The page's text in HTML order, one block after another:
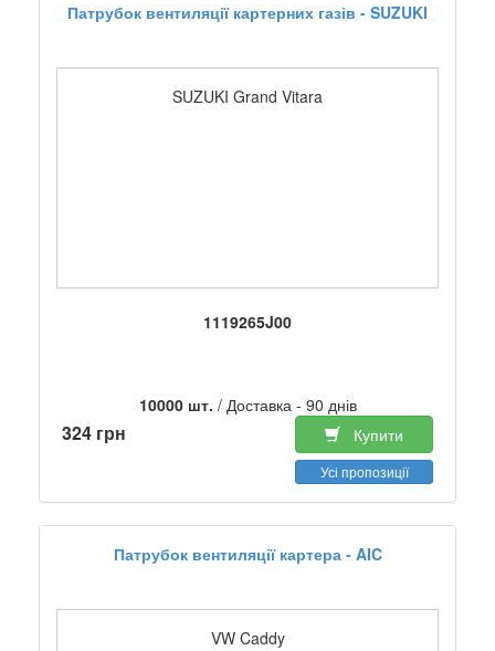
Патрубок вентиляції картерних газів - SUZUKI
SUZUKI Grand Vitara
1119265J00
10000 шт. / Доставка - 90 днів
324 грн Купити
Усі пропозиції
Патрубок вентиляції картера - AIC
VW Caddy